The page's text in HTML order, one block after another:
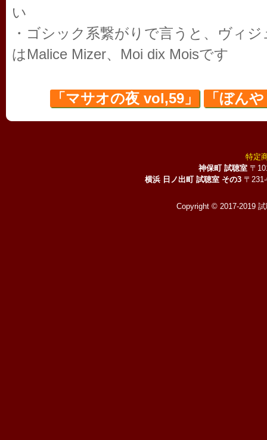
い
・ゴシック系繋がりで言うと、ヴィ
はMalice Mizer、Moi dix Moisです
「マサオの夜 vol,59」 「ぼん
特定
神保町 試聴室 〒
横浜 日ノ出町 試聴室 その3 〒
Copyright © 2017-2019